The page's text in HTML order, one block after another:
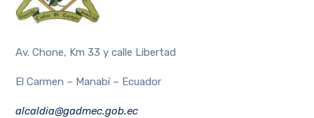
Av. Chone, Km 33 y calle Libertad
El Carmen – Manabí – Ecuador
alcaldia@gadmec.gob.ec